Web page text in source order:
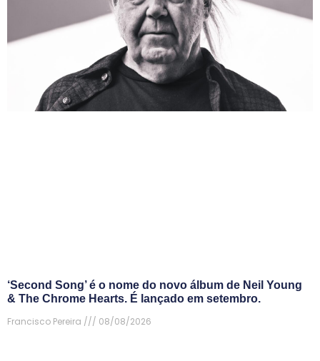
‘Second Song’ é o nome do novo álbum de Neil Young
& The Chrome Hearts. É lançado em setembro.
Francisco Pereira
08/08/2026